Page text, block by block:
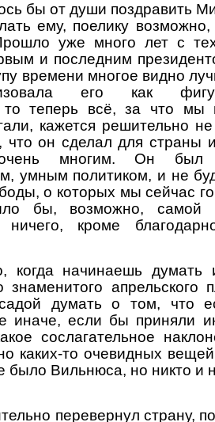
бы от души поздравить
ему, поелику
уже много лет с
и последним
времени многое видно
его как
то теперь всё, за что
кажется решительно
что он сделал для страны
многим. Он был
умным политиком, и не
о которых мы сейчас
бы, возможно, самой
ничего, кроме
когда начинаешь думать
знаменитого
думать о том, что
иначе, если бы приняли
сослагательное
каких-то очевидных
Вильнюса, но никто и
перевернул страну,